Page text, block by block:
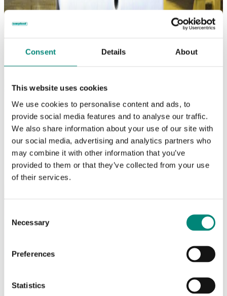
Consent Details About
This website uses cookies
We use cookies to personalise content and ads, to
provide social media features and to analyse our traffic.
We also share information about your use of our site with
our social media, advertising and analytics partners who
may combine it with other information that you’ve
provided to them or that they’ve collected from your use
of their services.
Selection
Necessary
Preferences
Statistics